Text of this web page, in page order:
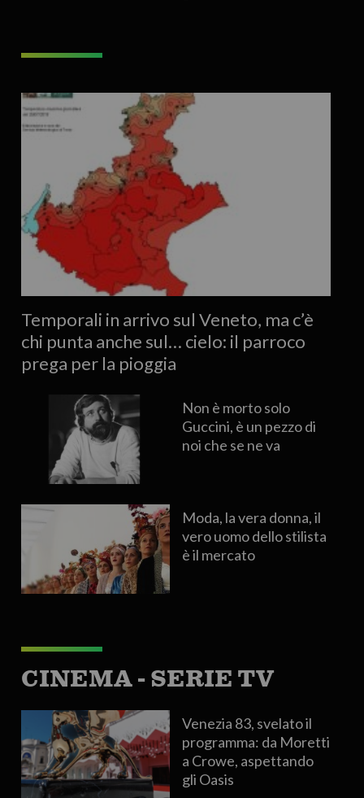
Temporali in arrivo sul Veneto, ma c’è
chi punta anche sul… cielo: il parroco
prega per la pioggia
Non è morto solo
Guccini, è un pezzo di
noi che se ne va
Moda, la vera donna, il
vero uomo dello stilista
è il mercato
CINEMA - SERIE TV
Venezia 83, svelato il
programma: da Moretti
a Crowe, aspettando
gli Oasis